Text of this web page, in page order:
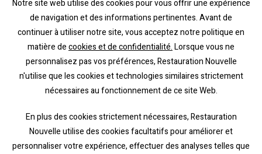
horaireOuvert sur réservation
Notre site web utilise des cookies pour vous offrir une expérience
de navigation et des informations pertinentes. Avant de
continuer à utiliser notre site, vous acceptez notre politique en
matière decookies et de confidentialité.Lorsque vous ne
personnalisez pas vos préférences, Restauration Nouvelle
n'utilise que les cookies et technologies similaires strictement
nécessaires au fonctionnement de ce site Web.
En plus des cookies strictement nécessaires, Restauration
Nouvelle utilise des cookies facultatifs pour améliorer et
personnaliser votre expérience, effectuer des analyses telles que